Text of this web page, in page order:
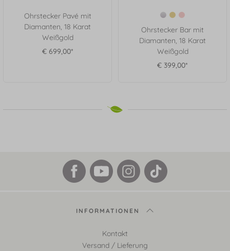
Ohrstecker Pavé mit
Diamanten, 18 Karat
Weißgold
€ 699,00*
Ohrstecker Bar mit
Diamanten, 18 Karat
Weißgold
€ 399,00*
INFORMATIONEN
Kontakt
Versand / Lieferung